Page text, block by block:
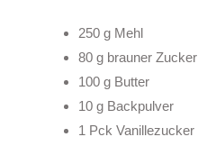
250 g Mehl
80 g brauner Zucker
100 g Butter
10 g Backpulver
1 Pck Vanillezucker